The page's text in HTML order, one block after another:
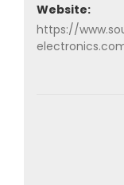
Website:
https://